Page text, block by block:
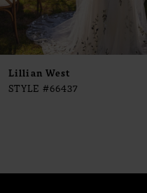
7
8
9
10
13
Lillian West
STYLE #66437